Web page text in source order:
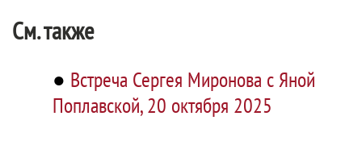
См. также
● Встреча Сергея Миронова с Яной
Поплавской, 20 октября 2025